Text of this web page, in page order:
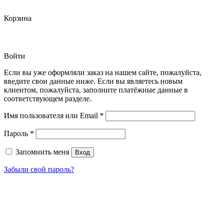
Корзина
Войти
Если вы уже оформляли заказ на нашем сайте, пожалуйста,
введите свои данные ниже. Если вы являетесь новым
клиентом, пожалуйста, заполните платёжные данные в
соответствующем разделе.
Имя пользователя или Email *
Пароль *
Запомнить меня Вход
Забыли свой пароль?